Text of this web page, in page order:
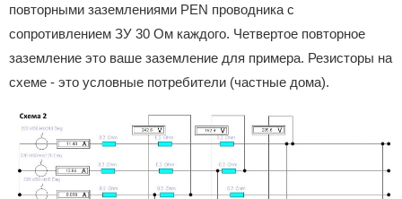
повторными заземлениями PEN проводника с
сопротивлением ЗУ 30 Ом каждого. Четвертое повторное
заземление это ваше заземление для примера. Резисторы на
схеме - это условные потребители (частные дома).